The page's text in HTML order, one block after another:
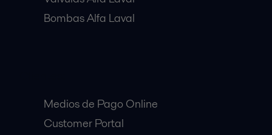
Bombas Alfa Laval
Medios de Pago Online
Customer Portal